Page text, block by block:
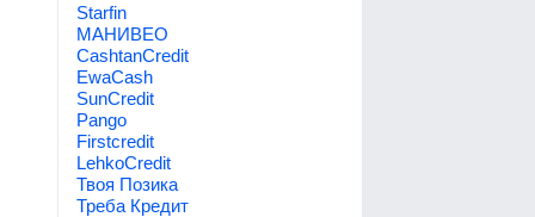
Starfin
МАНИВЕО
CashtanCredit
EwaCash
SunCredit
Pango
Firstcredit
LehkoCredit
Твоя Позика
Треба Кредит